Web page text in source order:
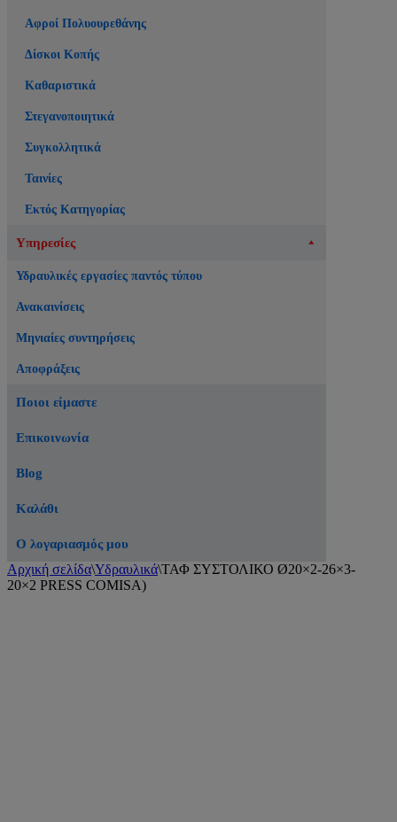
Αφροί Πολυουρεθάνης
Δίσκοι Κοπής
Καθαριστικά
Στεγανοποιητικά
Συγκολλητικά
Ταινίες
Εκτός Κατηγορίας
Υπηρεσίες
Υδραυλικές εργασίες παντός τύπου
Ανακαινίσεις
Μηνιαίες συντηρήσεις
Αποφράξεις
Ποιοι είμαστε
Επικοινωνία
Blog
Καλάθι
Ο λογαριασμός μου
Αρχική σελίδα\Υδραυλικά\ΤΑΦ ΣΥΣΤΟΛΙΚΟ Ø20×2-26×3-
20×2 PRESS COMISA)